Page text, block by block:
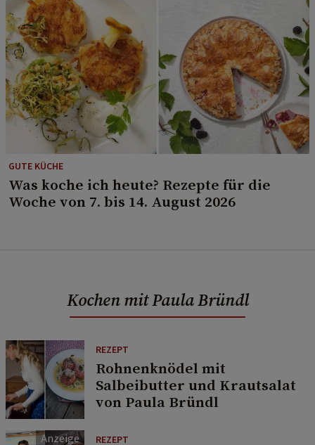
GUTE KÜCHE
Was koche ich heute? Rezepte für die
Woche von 7. bis 14. August 2026
Kochen mit Paula Bründl
REZEPT
Rohnenknödel mit
Salbeibutter und Krautsalat
von Paula Bründl
REZEPT